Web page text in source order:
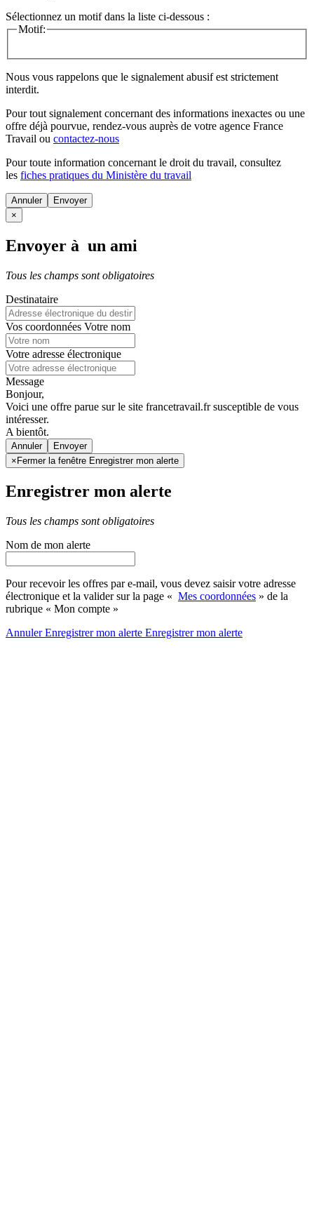
Sélectionnez un motif dans la liste ci-dessous :
Motif:
Nous vous rappelons que le signalement abusif est strictement
interdit.
Pour tout signalement concernant des informations inexactes ou une
offre déjà pourvue, rendez-vous auprès de votre agence France
Travail ou contactez-nous
Pour toute information concernant le droit du travail, consultez
les fiches pratiques du Ministère du travail
Annuler
×
Envoyer à un ami
Tous les champs sont obligatoires
Destinataire
Vos coordonnées Votre nom
Votre adresse électronique
Message
Bonjour,
Voici une offre parue sur le site francetravail.fr susceptible de vous
intéresser.
A bientôt.
Annuler
× Fermer la fenêtre Enregistrer mon alerte
Enregistrer mon alerte
Tous les champs sont obligatoires
Nom de mon alerte
Pour recevoir les offres par e-mail, vous devez saisir votre adresse
électronique et la valider sur la page « Mes coordonnées » de la
rubrique « Mon compte »
AnnulerEnregistrer mon alerte Enregistrermon alerte